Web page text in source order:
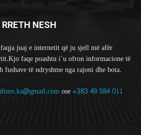
RRETH NESH
juaj e internetit që ju sjell më afër
faqe poashtu i`u ofron informacione të
fushave të ndryshme nga rajoni dhe bota.
ose+383 49 584 011